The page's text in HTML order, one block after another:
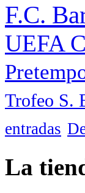
F.C.
UEFA
Trofeo S.
entradas
La